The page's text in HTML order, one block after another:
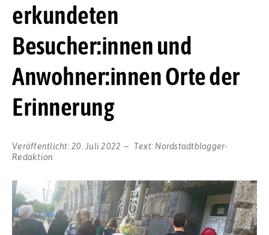
erkundeten
Besucher:innen und
Anwohner:innen Orte der
Erinnerung
Veröffentlicht:20. Juli 2022 Text: Nordstadtblogger-
Redaktion